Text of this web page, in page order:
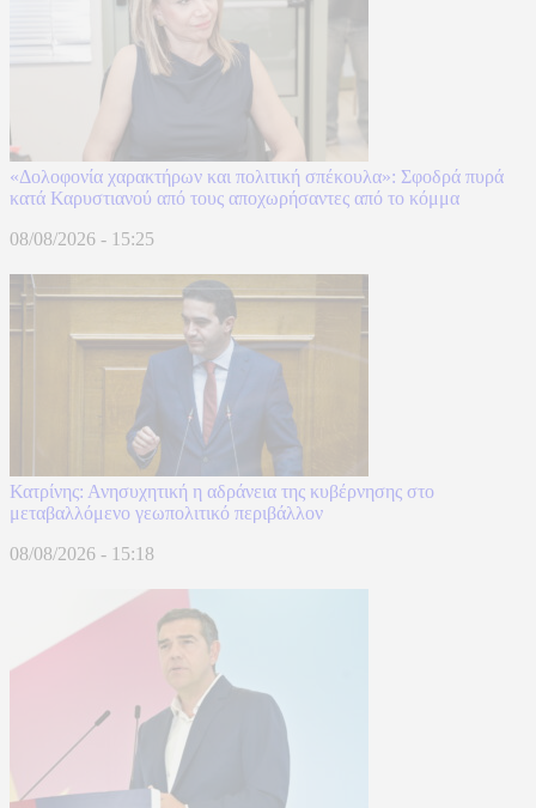
«Δολοφονία χαρακτήρων και πολιτική σπέκουλα»: Σφοδρά πυρά
κατά Καρυστιανού από τους αποχωρήσαντες από το κόμμα
08/08/2026 - 15:25
Κατρίνης: Ανησυχητική η αδράνεια της κυβέρνησης στο
μεταβαλλόμενο γεωπολιτικό περιβάλλον
08/08/2026 - 15:18